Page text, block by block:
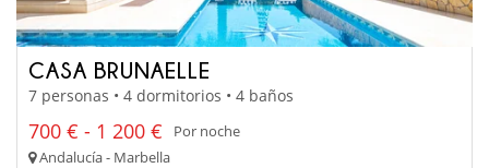
CASA BRUNAELLE
7 personas • 4 dormitorios • 4 baños
700 € - 1 200 €
Por noche
Andalucía - Marbella